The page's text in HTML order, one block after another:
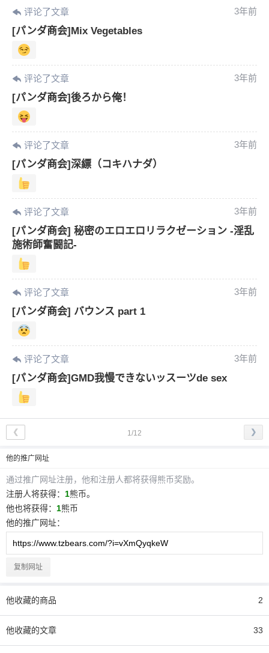
评论了文章 3年前
[パンダ商会]Mix Vegetables
评论了文章 3年前
[パンダ商会]後ろから俺！
评论了文章 3年前
[パンダ商会]深縹（コキハナダ）
评论了文章 3年前
[パンダ商会] 秘密のエロエロリラクゼーション -淫乱
施術師奮闘記-
评论了文章 3年前
[パンダ商会] バウンス part 1
评论了文章 3年前
[パンダ商会]GMD我慢できないッスーツde sex
1/12
❮ ❯
他的推广网址
通过推广网址注册， 他和注册人都将获得熊币奖励。
注册人将获得： 1熊币。
他也将获得： 1熊币
他的推广网址：
复制网址
他收藏的商品 2
他收藏的文章 33